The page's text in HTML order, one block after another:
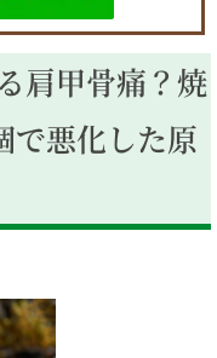
肩甲骨痛？焼
で悪化した原